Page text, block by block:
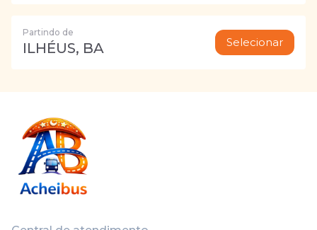
Partindo de
ILHÉUS, BA Selecionar